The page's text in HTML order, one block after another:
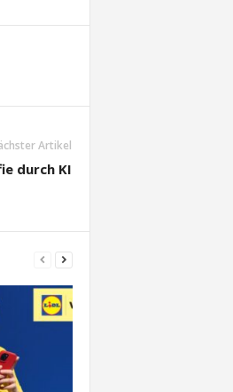
Artikel
durch KI